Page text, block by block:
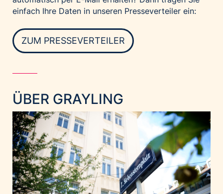
einfach Ihre Daten in unseren Presseverteiler ein:
ZUM PRESSEVERTEILER
ÜBER GRAYLING